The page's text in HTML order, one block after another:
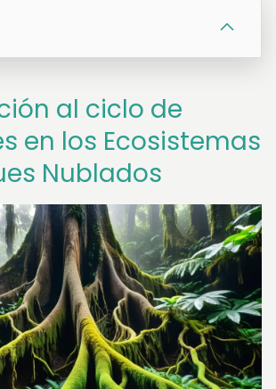
al ciclo de
en los Ecosistemas
Nublados